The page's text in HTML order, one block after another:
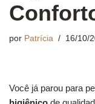
por Patrícia 16/10/
Você já parou para